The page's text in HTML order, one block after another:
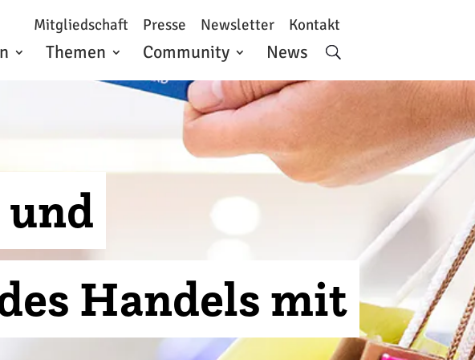
Mitgliedschaft Presse Newsletter Kontakt
Themen Community News
Handels mit